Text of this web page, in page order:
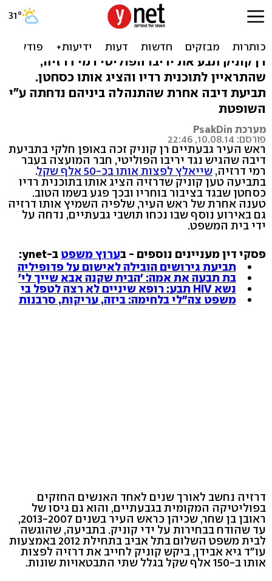
ראש העיר גבעתיים תבע דיבה
רן קוניק תבע את יריבו הפוליטי רמי דרזיה,
שהתראיין לתוכנית רדיו והציג אותו כסחטן.
תביעת דיבה אחרת שהתנהלה ביניהם נדחתה ע"י
השופטת
מערכת PsakDin
פורסם: 10.08.14, 22:46
ראש העיר גבעתיים רן קוניק זכה באופן חלקי בתביעת
דיבה שהגיש נגד יריבו הפוליטי, חבר המועצה בעבר
רמי דרזיה, שייאלץ לפצות אותו בכ-50 אלף שקל .
בתביעה טען קוניק שדרזיה הציג אותו בתוכנית רדיו
כסחטן שבגד בציבור בוחריו ובכך פגע בשמו הטוב.
טענה אחרת של ראש העיר, שלפיה השמיץ אותו דרזיה
גם באירוע נוסף שבו נכחו תושבי גבעתיים, נדחה על
ידי בית המשפט.
פסקי דין מעניינים נוספים - בערוץ משפט ב-ynet:
תביעת גירושים הובילה לאישום על פדופיליה
בת תבעה את אמה: 'הבית שקנה אבא שייך לי'
נשא HIV תבע: רופא שיניים לא רצה לטפל בי
משפט צה"לי בלחימה: ביזה, עריקות, סרבנות
דרזיה נחשב לאורך שנים לאחד האנשים החזקים
בפוליטיקה המקומית בגבעתיים, והוא גם גיסו של
ראובן בן שחר, שכיהן כראש העיר בשנים 2013-2007,
עד שהודח בבחירות על ידי קוניק. בתביעה, שהוגשה
לבית משפט השלום בתל אביב בתחילת 2012 באמצעות
עו"ד גיא אבידן, ביקש קוניק לחייב את דרזיה לפצות
אותו ב-150 אלף שקל בגלל שתי התבטאויות שונות.